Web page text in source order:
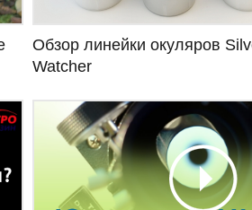
Обзор линейки окуляров
Watcher